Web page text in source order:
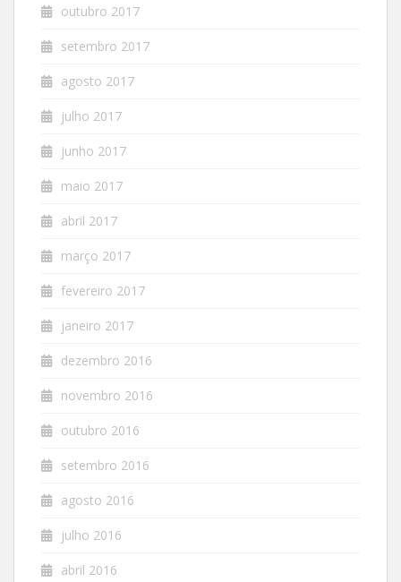
outubro 2017
setembro 2017
agosto 2017
julho 2017
junho 2017
maio 2017
abril 2017
março 2017
fevereiro 2017
janeiro 2017
dezembro 2016
novembro 2016
outubro 2016
setembro 2016
agosto 2016
julho 2016
abril 2016